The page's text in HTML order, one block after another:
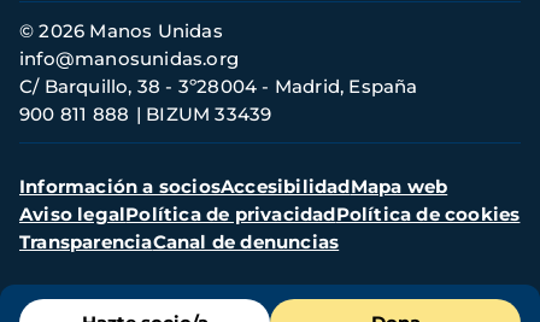
Menú
Información
de
contacto
© 2026 Manos Unidas
C/ Barquillo, 38 - 3º28004 - Madrid, España
900 811 888
BIZUM 33439
info@manosunidas.org
Menú
secundario
Información a sociosAccesibilidadMapa web
Aviso legalPolítica de privacidadPolítica de cookies
TransparenciaCanal de denuncias